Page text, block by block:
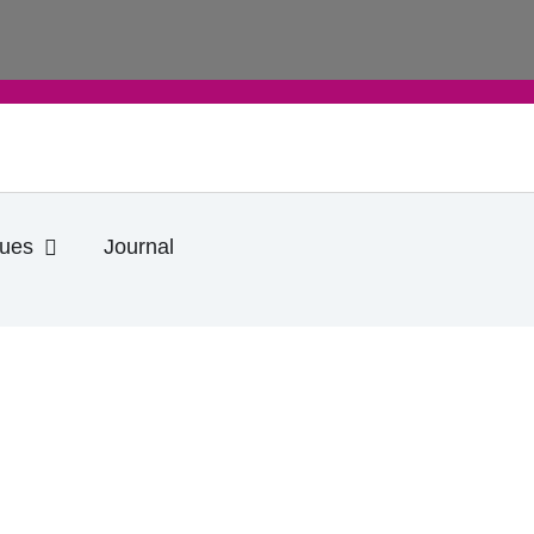
Ouvrir Informations pratiques
Journal